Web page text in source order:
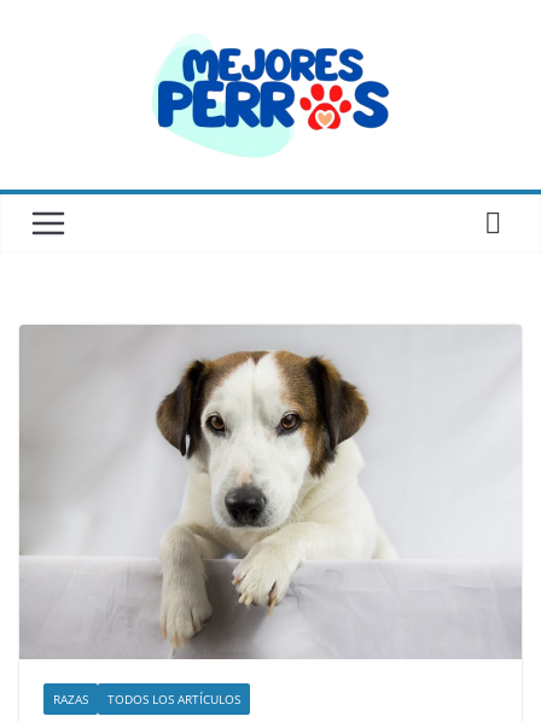
RAZAS TODOS LOS ARTÍCULOS